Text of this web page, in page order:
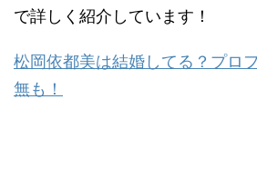
で詳しく紹介しています！
松岡依都美は結婚してる？プロ
無も！